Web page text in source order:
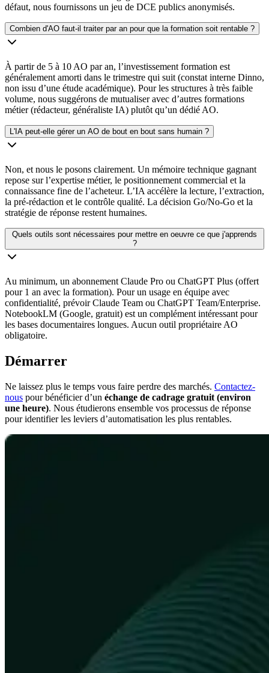
défaut, nous fournissons un jeu de DCE publics anonymisés.
Combien d'AO faut-il traiter par an pour que la formation soit rentable ?
À partir de 5 à 10 AO par an, l’investissement formation est
généralement amorti dans le trimestre qui suit (constat interne Dinno,
non issu d’une étude académique). Pour les structures à très faible
volume, nous suggérons de mutualiser avec d’autres formations
métier (rédacteur, généraliste IA) plutôt qu’un dédié AO.
L'IA peut-elle gérer un AO de bout en bout sans humain ?
Non, et nous le posons clairement. Un mémoire technique gagnant
repose sur l’expertise métier, le positionnement commercial et la
connaissance fine de l’acheteur. L’IA accélère la lecture, l’extraction,
la pré-rédaction et le contrôle qualité. La décision Go/No-Go et la
stratégie de réponse restent humaines.
Quels outils sont nécessaires pour mettre en oeuvre ce que j'apprends
?
Au minimum, un abonnement Claude Pro ou ChatGPT Plus (offert
pour 1 an avec la formation). Pour un usage en équipe avec
confidentialité, prévoir Claude Team ou ChatGPT Team/Enterprise.
NotebookLM (Google, gratuit) est un complément intéressant pour
les bases documentaires longues. Aucun outil propriétaire AO
obligatoire.
Démarrer
Ne laissez plus le temps vous faire perdre des marchés. Contactez-
nous pour bénéficier d’un échange de cadrage gratuit (environ
une heure). Nous étudierons ensemble vos processus de réponse
pour identifier les leviers d’automatisation les plus rentables.